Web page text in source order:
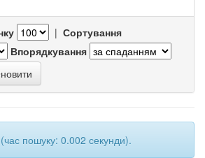
| Сортування
Впорядкування
(час пошуку: 0.002 секунди).